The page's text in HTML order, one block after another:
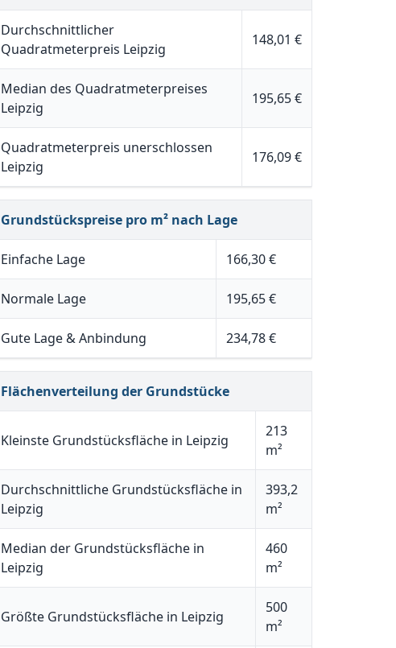
Durchschnittlicher
Quadratmeterpreis Leipzig
148,01 €
Median des Quadratmeterpreises
Leipzig
195,65 €
Quadratmeterpreis unerschlossen
Leipzig
176,09 €
Grundstückspreise pro m² nach Lage
Einfache Lage 166,30 €
Normale Lage 195,65 €
Gute Lage & Anbindung 234,78 €
Flächenverteilung der Grundstücke
Kleinste Grundstücksfläche in Leipzig
213
m²
Durchschnittliche Grundstücksfläche in
Leipzig
393,2
m²
Median der Grundstücksfläche in
Leipzig
460
m²
Größte Grundstücksfläche in Leipzig
500
m²